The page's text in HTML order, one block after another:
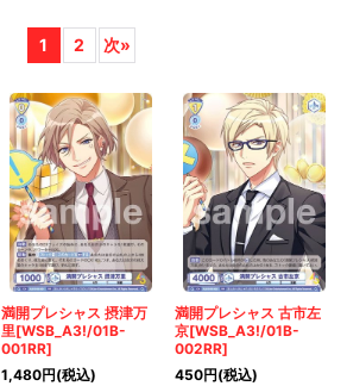
絞り込む
1 2 次»
満開プレシャス 摂津万
里[WSB_A3!/01B-
001RR]
1,480円(税込)
満開プレシャス 古市左
京[WSB_A3!/01B-
002RR]
450円(税込)